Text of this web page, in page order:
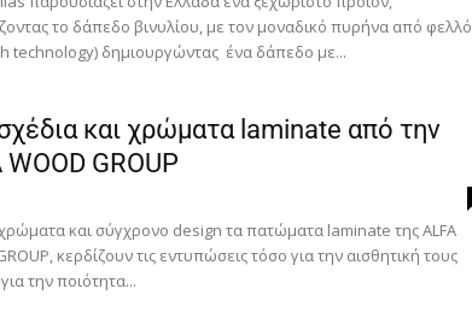
το δάπεδο βινυλίου, με τον μοναδικό πυρήνα από φελλό
technology) δημιουργώντας ένα δάπεδο με...
και χρώματα laminate από την
WOOD GROUP
και σύγχρονο design τα πατώματα laminate της ALFA
κερδίζουν τις εντυπώσεις τόσο για την αισθητική τους
την ποιότητα...